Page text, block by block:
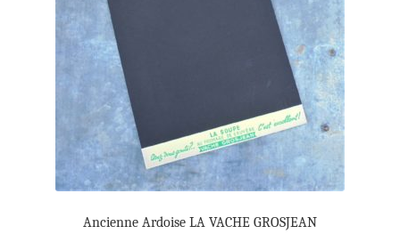
Ancienne Ardoise LA VACHE GROSJEAN